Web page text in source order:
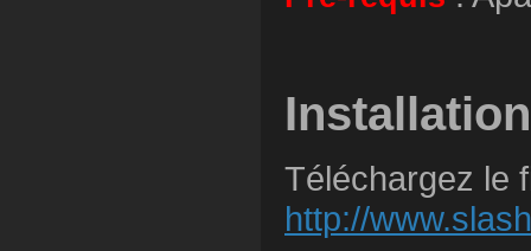
Installation
Téléchargez le
http://